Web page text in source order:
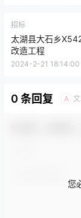
招标
太湖县大石乡
改造工程
2024-2-21 18:14:00
0 条回复 A
您